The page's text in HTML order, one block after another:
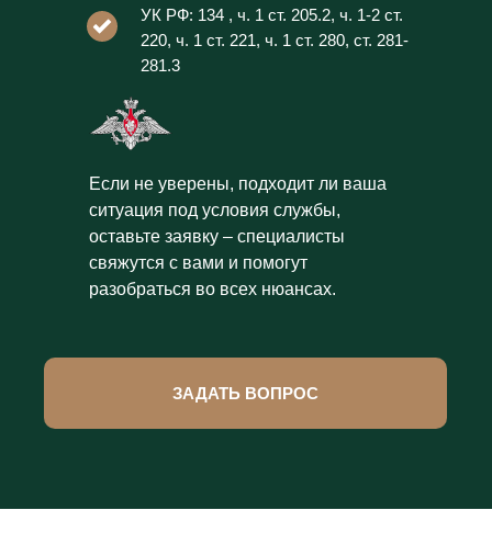
ЗАДАТЬ ВОПРОС
УК РФ: 134 , ч. 1 ст. 205.2, ч. 1-2 ст.
220, ч. 1 ст. 221, ч. 1 ст. 280, ст. 281-
281.3
Если не уверены, подходит ли ваша
ситуация под условия службы,
оставьте заявку – специалисты
свяжутся с вами и помогут
разобраться во всех нюансах.